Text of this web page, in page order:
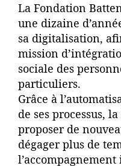
La Fondation
une dizaine
sa digitalisation,
mission
sociale des
particuliers.
Grâce à
de ses processus,
proposer de
dégager plus de